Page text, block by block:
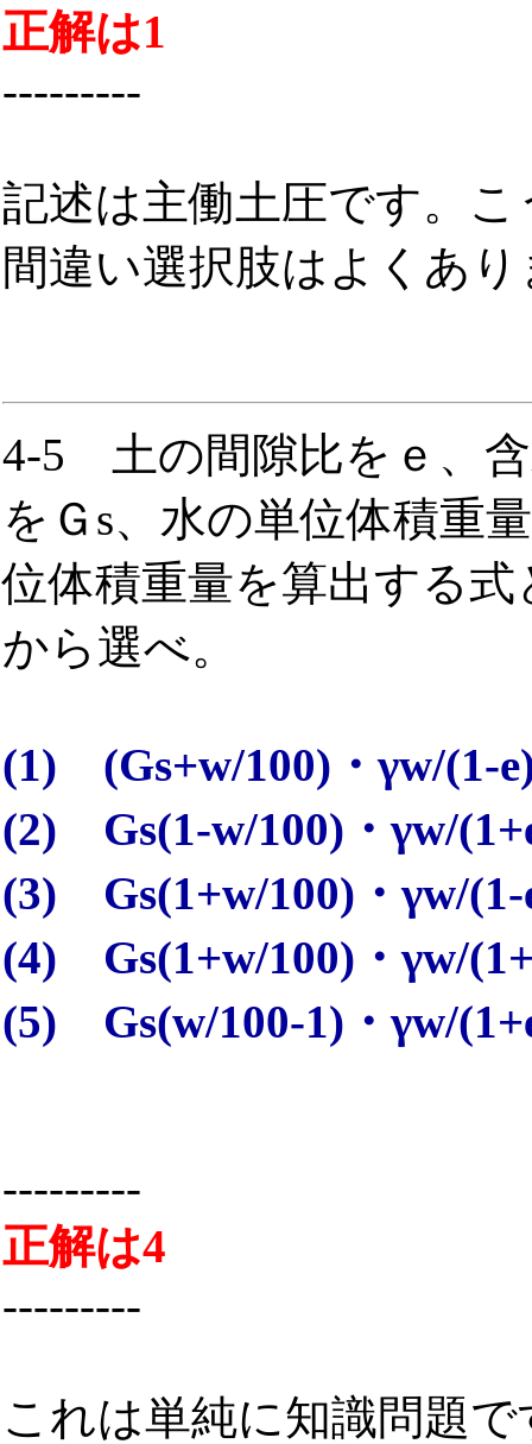
正解は1
---------
記述は主働土圧です。
間違い選択肢はよくあ
4-5 土の間隙比をｅ、
をＧs、水の単位体積重
位体積重量を算出する
から選べ。
(1) (Gs+w/100)・γw/(1-
(2) Gs(1-w/100)・γw/
(3) Gs(1+w/100)・γw/(1-
(4) Gs(1+w/100)・γw/
(5) Gs(w/100-1)・γw/
---------
正解は4
---------
これは単純に知識問題で